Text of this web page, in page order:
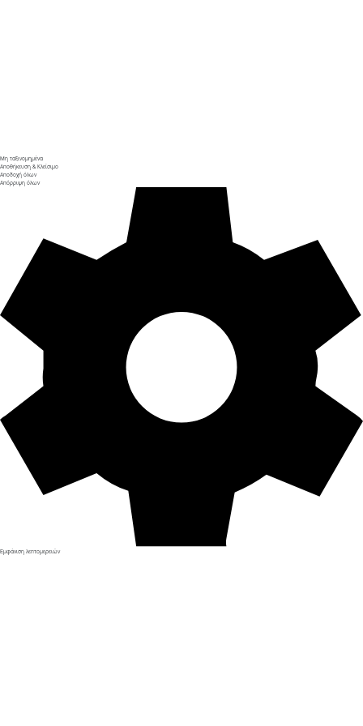
Μη ταξινομημένα
Αποθήκευση & Κλείσιμο
Αποδοχή όλων
Απόρριψη όλων
Εμφάνιση λεπτομερειών